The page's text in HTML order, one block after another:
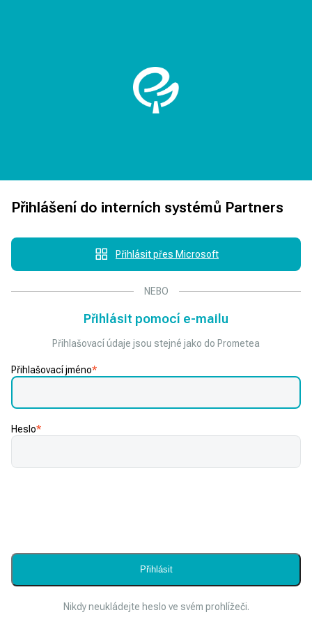
Přihlášení do interních systémů Partners
Přihlásit přes Microsoft
NEBO
Přihlásit pomocí e-mailu
Přihlašovací údaje jsou stejné jako do Prometea
Přihlašovací jméno*
Heslo*
Nikdy neukládejte heslo ve svém prohlížeči.